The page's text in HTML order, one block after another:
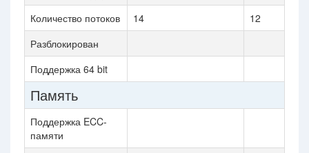
Количество потоков
14
12
Разблокирован
Поддержка 64 bit
Память
Поддержка ECC-
памяти